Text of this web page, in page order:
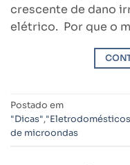
crescente de dano
elétrico. Por que o
Postado em
"Dicas",
de microondas